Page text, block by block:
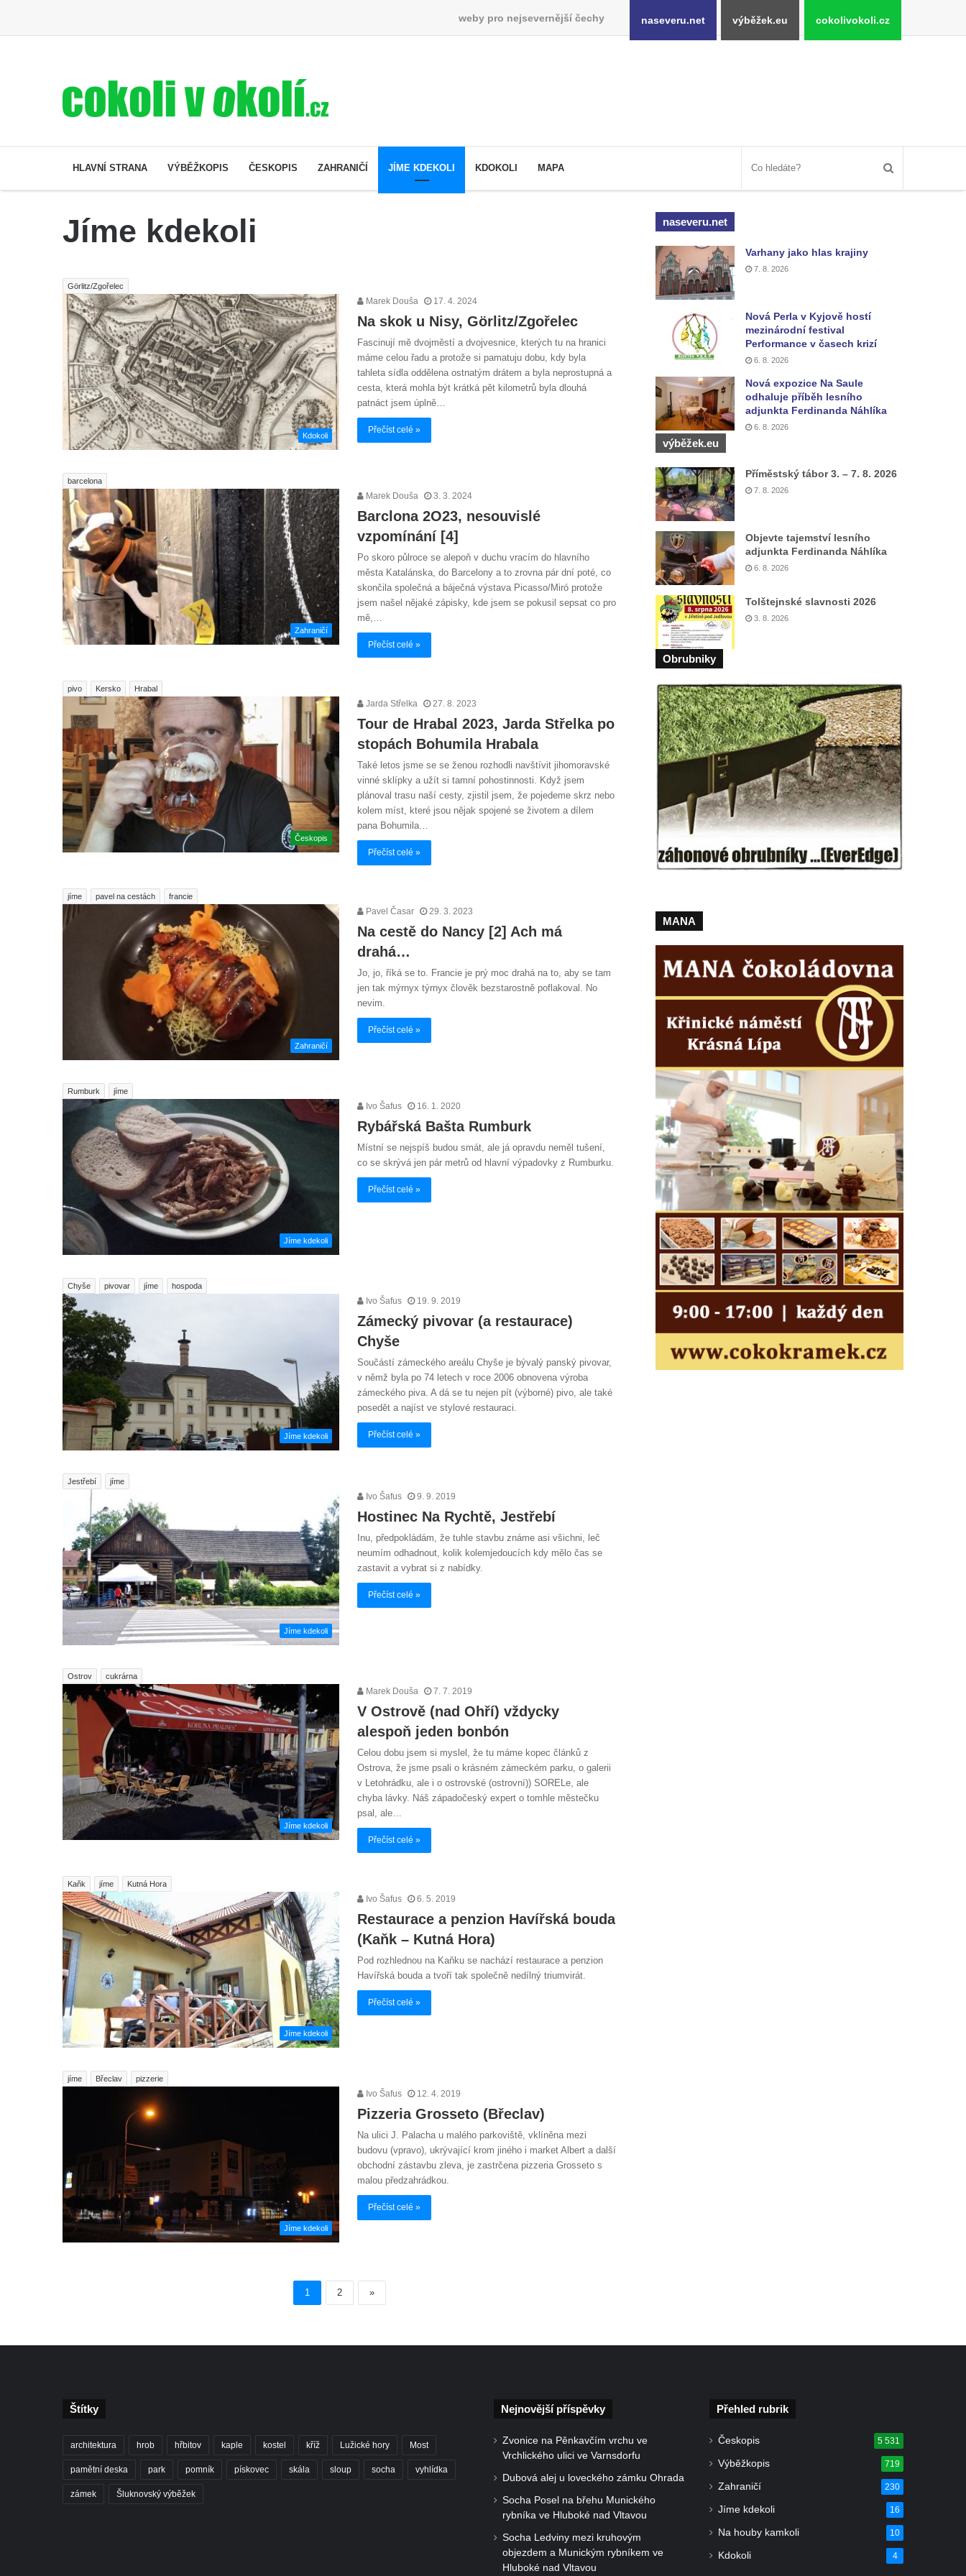
weby pro nejsevernější čechy naseveru.net výběžek.eu cokolivokoli.cz
HLAVNÍ STRANA VÝBĚŽKOPIS ČESKOPIS ZAHRANIČÍ JÍME KDEKOLI KDOKOLI MAPA
Jíme kdekoli
Görlitz/Zgořelec
Kdokoli
Marek Douša 17. 4. 2024
Na skok u Nisy, Görlitz/Zgořelec
Fascinují mě dvojměstí a dvojvesnice, kterých tu na hranici
máme celou řadu a protože si pamatuju dobu, kdy byla
tahleta sídla oddělena ostnatým drátem a byla neprostupná a
cesta, která mohla být krátká pět kilometrů byla dlouhá
patnáct jsem úplně…
Přečíst celé »
barcelona
Zahraničí
Marek Douša 3. 3. 2024
Barclona 2O23, nesouvislé
vzpomínání [4]
Po skoro půlroce se alepoň v duchu vracím do hlavního
města Katalánska, do Barcelony a to zrovna pár dní poté, co
skončila společná a báječná výstava Picasso/Miró protože
jsem našel nějaké zápisky, kde jsem se pokusil sepsat co pro
mě,…
Přečíst celé »
pivo Kersko Hrabal
Českopis
Jarda Střelka 27. 8. 2023
Tour de Hrabal 2023, Jarda Střelka po
stopách Bohumila Hrabala
Také letos jsme se se ženou rozhodli navštívit jihomoravské
vinné sklípky a užít si tamní pohostinnosti. Když jsem
plánoval trasu naší cesty, zjistil jsem, že pojedeme skrz nebo
kolem míst, které jsou nějak spojené se životem a dílem
pana Bohumila…
Přečíst celé »
jíme pavel na cestách francie
Zahraničí
Pavel Časar 29. 3. 2023
Na cestě do Nancy [2] Ach má
drahá…
Jo, jo, říká se to. Francie je prý moc drahá na to, aby se tam
jen tak mýrnyx týrnyx člověk bezstarostně poflakoval. No
nevim.
Přečíst celé »
Rumburk jíme
Jíme kdekoli
Ivo Šafus 16. 1. 2020
Rybářská Bašta Rumburk
Místní se nejspíš budou smát, ale já opravdu neměl tušení,
co se skrývá jen pár metrů od hlavní výpadovky z Rumburku.
Přečíst celé »
Chyše pivovar jíme hospoda
Jíme kdekoli
Ivo Šafus 19. 9. 2019
Zámecký pivovar (a restaurace)
Chyše
Součástí zámeckého areálu Chyše je bývalý panský pivovar,
v němž byla po 74 letech v roce 2006 obnovena výroba
zámeckého piva. A dá se tu nejen pít (výborné) pivo, ale také
posedět a najíst ve stylové restauraci.
Přečíst celé »
Jestřebí jíme
Jíme kdekoli
Ivo Šafus 9. 9. 2019
Hostinec Na Rychtě, Jestřebí
Inu, předpokládám, že tuhle stavbu známe asi všichni, leč
neumím odhadnout, kolik kolemjedoucích kdy mělo čas se
zastavit a vybrat si z nabídky.
Přečíst celé »
Ostrov cukrárna
Jíme kdekoli
Marek Douša 7. 7. 2019
V Ostrově (nad Ohří) vždycky
alespoň jeden bonbón
Celou dobu jsem si myslel, že tu máme kopec článků z
Ostrova, že jsme psali o krásném zámeckém parku, o galerii
v Letohrádku, ale i o ostrovské (ostrovní)) SORELe, ale
chyba lávky. Náš západočeský expert o tomhle městečku
psal, ale…
Přečíst celé »
Kaňk jíme Kutná Hora
Jíme kdekoli
Ivo Šafus 6. 5. 2019
Restaurace a penzion Havířská bouda
(Kaňk – Kutná Hora)
Pod rozhlednou na Kaňku se nachází restaurace a penzion
Havířská bouda a tvoří tak společně nedílný triumvirát.
Přečíst celé »
jíme Břeclav pizzerie
Jíme kdekoli
Ivo Šafus 12. 4. 2019
Pizzeria Grosseto (Břeclav)
Na ulici J. Palacha u malého parkoviště, vklíněna mezi
budovu (vpravo), ukrývající krom jiného i market Albert a další
obchodní zástavbu zleva, je zastrčena pizzeria Grosseto s
malou předzahrádkou.
Přečíst celé »
1 2 »
naseveru.net
Varhany jako hlas krajiny
7. 8. 2026
Nová Perla v Kyjově hostí
mezinárodní festival
Performance v časech krizí
6. 8. 2026
Nová expozice Na Saule
odhaluje příběh lesního
adjunkta Ferdinanda Náhlíka
6. 8. 2026
výběžek.eu
Příměstský tábor 3. – 7. 8. 2026
7. 8. 2026
Objevte tajemství lesního
adjunkta Ferdinanda Náhlíka
6. 8. 2026
Tolštejnské slavnosti 2026
3. 8. 2026
Obrubniky
MANA
Štítky
architektura hrob hřbitov kaple kostel kříž Lužické hory Most
pamětní deska park pomník pískovec skála sloup socha vyhlídka
zámek Šluknovský výběžek
Nejnovější příspěvky
Zvonice na Pěnkavčím vrchu ve
Vrchlického ulici ve Varnsdorfu
Dubová alej u loveckého zámku Ohrada
Socha Posel na břehu Munického
rybníka ve Hluboké nad Vltavou
Socha Ledviny mezi kruhovým
objezdem a Munickým rybníkem ve
Hluboké nad Vltavou
Přehled rubrik
Českopis 5 531
Výběžkopis 719
Zahraničí 230
Jíme kdekoli 16
Na houby kamkoli 10
Kdokoli 4